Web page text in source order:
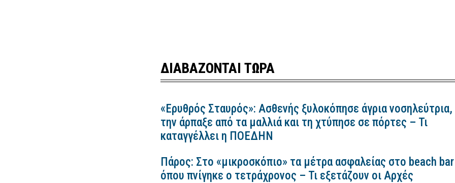
ΔΙΑΒΑΖΟΝΤΑΙ ΤΩΡΑ
«Ερυθρός Σταυρός»: Ασθενής ξυλοκόπησε άγρια νοσηλεύτρια,
την άρπαξε από τα μαλλιά και τη χτύπησε σε πόρτες – Τι
καταγγέλλει η ΠΟΕΔΗΝ
Πάρος: Στο «μικροσκόπιο» τα μέτρα ασφαλείας στο beach bar
όπου πνίγηκε ο τετράχρονος – Τι εξετάζουν οι Αρχές